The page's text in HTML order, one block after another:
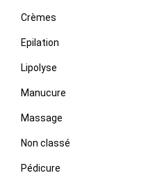
Crèmes
Epilation
Lipolyse
Manucure
Massage
Non classé
Pédicure